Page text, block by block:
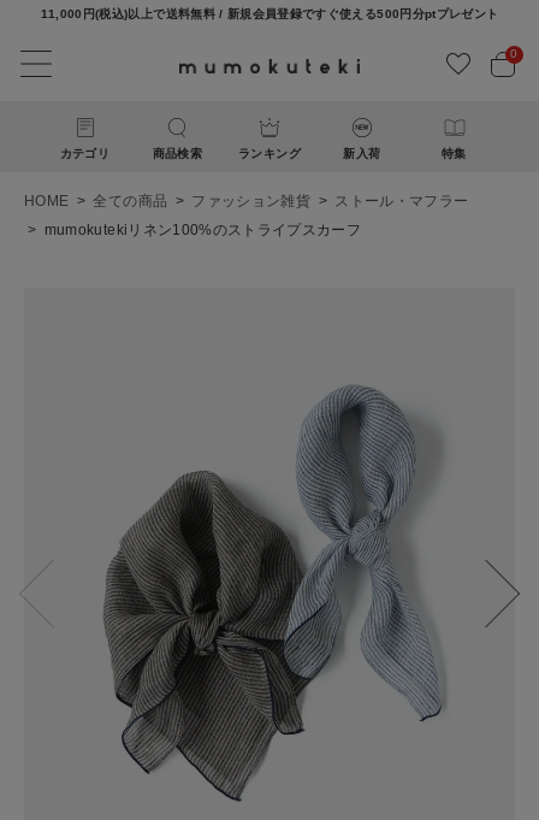
11,000円(税込)以上で送料無料 / 新規会員登録ですぐ使える500円分ptプレゼント
0
カテゴリ 商品検索 ランキング 新入荷 特集
新規会員登録
HOME 全ての商品 ファッション雑貨
ストール・マフラー
mumokutekiリネン100%のストライプスカーフ